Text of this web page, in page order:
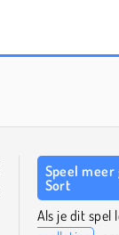
Speel
Sort
Als je dit spel